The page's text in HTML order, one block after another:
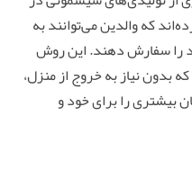
که والدین می‌توانند به
را سفارش دهند. این روش
بدون نیاز به خروج از منزل،
بیشتری را برای خود و